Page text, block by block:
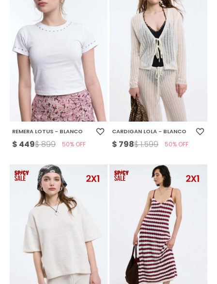
REMERA LOTUS - BLANCO
$ 449$899 50
CARDIGAN LOLA - BLANCO
$ 798$1.599 50